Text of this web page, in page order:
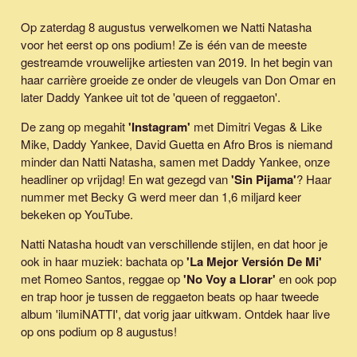
Op zaterdag 8 augustus verwelkomen we Natti Natasha
voor het eerst op ons podium! Ze is één van de meeste
gestreamde vrouwelijke artiesten van 2019. In het begin van
haar carrière groeide ze onder de vleugels van Don Omar en
later Daddy Yankee uit tot de 'queen of reggaeton'.
De zang op megahit'Instagram' met Dimitri Vegas & Like
Mike, Daddy Yankee, David Guetta en Afro Bros is niemand
minder dan Natti Natasha, samen met Daddy Yankee, onze
headliner op vrijdag! En wat gezegd van'Sin Pijama'? Haar
nummer met Becky G werd meer dan 1,6 miljard keer
bekeken op YouTube.
Natti Natasha houdt van verschillende stijlen, en dat hoor je
ook in haar muziek: bachata op'La Mejor Versión De Mi'
met Romeo Santos, reggae op'No Voy a Llorar' en ook pop
en trap hoor je tussen de reggaeton beats op haar tweede
album 'ilumiNATTI', dat vorig jaar uitkwam. Ontdek haar live
op ons podium op 8 augustus!